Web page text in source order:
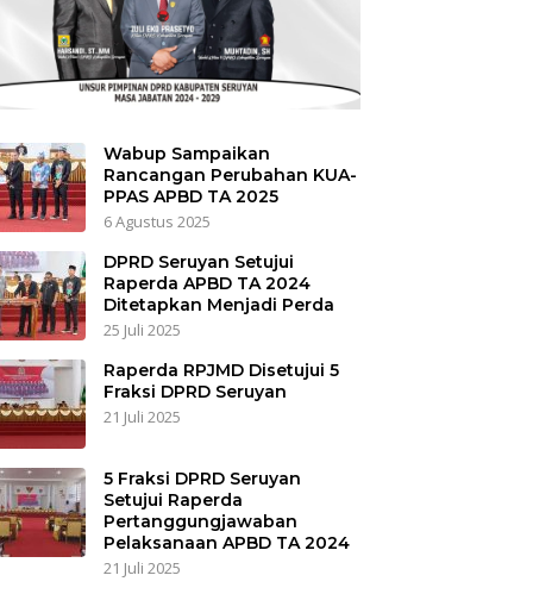
Wabup Sampaikan
Rancangan Perubahan KUA-
PPAS APBD TA 2025
6 Agustus 2025
DPRD Seruyan Setujui
Raperda APBD TA 2024
Ditetapkan Menjadi Perda
25 Juli 2025
Raperda RPJMD Disetujui 5
Fraksi DPRD Seruyan
21 Juli 2025
5 Fraksi DPRD Seruyan
Setujui Raperda
Pertanggungjawaban
Pelaksanaan APBD TA 2024
21 Juli 2025